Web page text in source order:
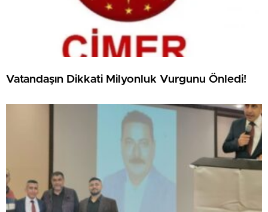
Vatandaşın Dikkati Milyonluk Vurgunu Önledi!